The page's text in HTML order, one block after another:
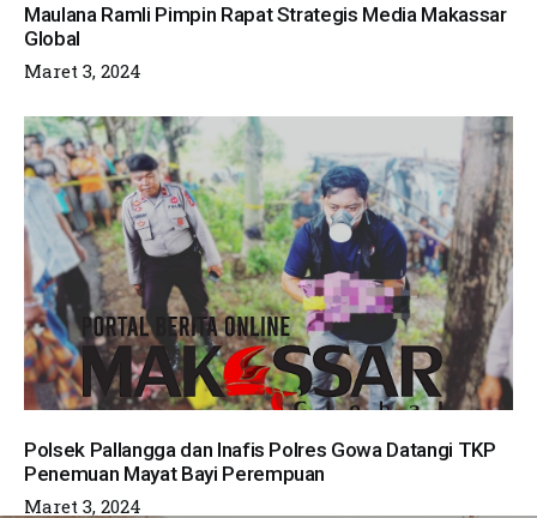
Maulana Ramli Pimpin Rapat Strategis Media Makassar
Global
Maret 3, 2024
Polsek Pallangga dan Inafis Polres Gowa Datangi TKP
Penemuan Mayat Bayi Perempuan
Maret 3, 2024